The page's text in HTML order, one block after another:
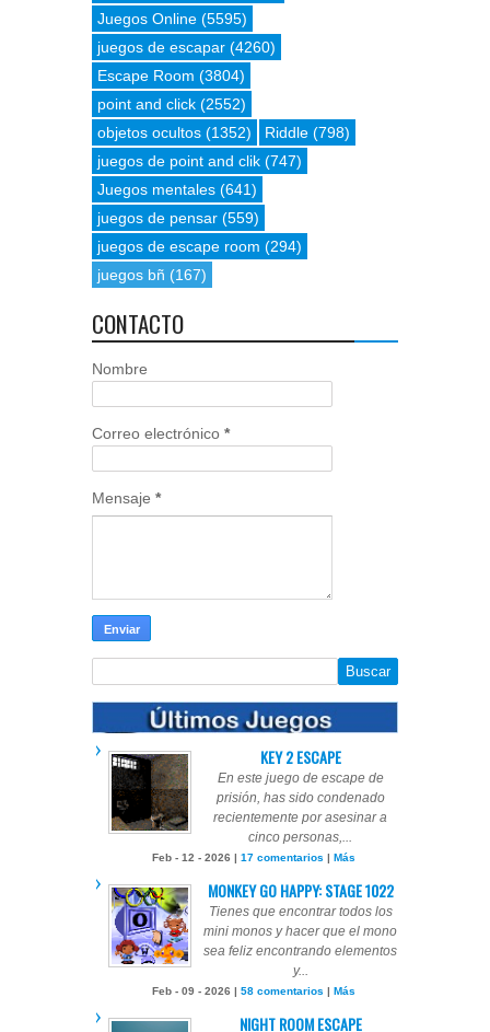
Juegos Online (5595)
juegos de escapar (4260)
Escape Room (3804)
point and click (2552)
objetos ocultos (1352) Riddle (798)
juegos de point and clik (747)
Juegos mentales (641)
juegos de pensar (559)
juegos de escape room (294)
juegos bñ (167)
CONTACTO
Nombre
Correo electrónico *
Mensaje *
KEY 2 ESCAPE
En este juego de escape de
prisión, has sido condenado
recientemente por asesinar a
cinco personas,...
Feb - 12 - 2026 | 17 comentarios | Más
MONKEY GO HAPPY: STAGE 1022
Tienes que encontrar todos los
mini monos y hacer que el mono
sea feliz encontrando elementos
y...
Feb - 09 - 2026 | 58 comentarios | Más
NIGHT ROOM ESCAPE